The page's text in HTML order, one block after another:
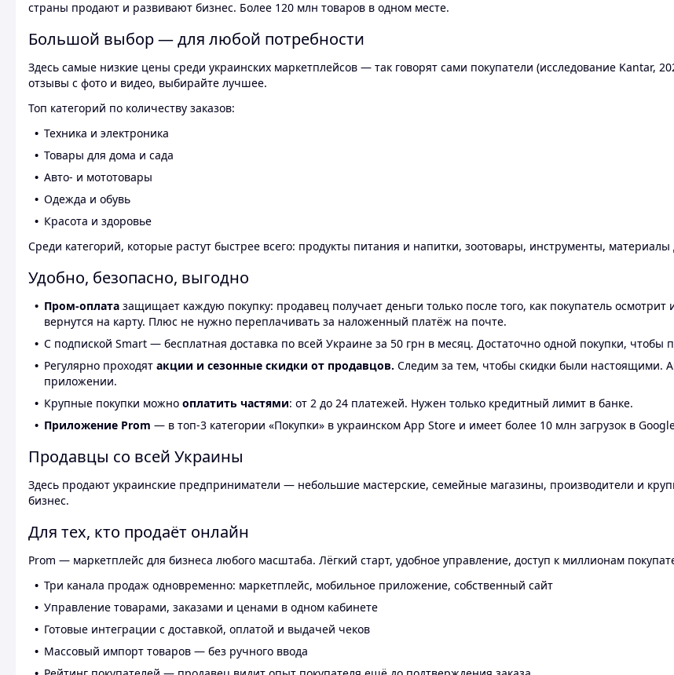
страны продают и развивают бизнес. Более 120 млн товаров в одном месте.
Большой выбор — для любой потребности
Здесь самые низкие цены среди украинских маркетплейсов — так говорят сами покупатели (исследование Kantar,
отзывы с фото и видео, выбирайте лучшее.
Топ категорий по количеству заказов:
Техника и электроника
Товары для дома и сада
Авто- и мототовары
Одежда и обувь
Красота и здоровье
Среди категорий, которые растут быстрее всего: продукты питания и напитки, зоотовары, инструменты,
Удобно, безопасно, выгодно
Пром-оплата защищает каждую покупку: продавец получает деньги только после того, как покупатель
вернутся на карту. Плюс не нужно переплачивать за наложенный платёж на почте.
С подпиской Smart — бесплатная доставка по всей Украине за 50 грн в месяц. Достаточно одной покупки, чтобы
Регулярно проходят акции и сезонные скидки от продавцов. Следим за тем, чтобы скидки были настоящими.
приложении.
Крупные покупки можно оплатить частями: от 2 до 24 платежей. Нужен только кредитный лимит в банке.
Приложение Prom — в топ-3 категории «Покупки» в украинском App Store и имеет более 10 млн загрузок в
Продавцы со всей Украины
Здесь продают украинские предприниматели — небольшие мастерские, семейные магазины, производители и
бизнес.
Для тех, кто продаёт онлайн
Prom — маркетплейс для бизнеса любого масштаба. Лёгкий старт, удобное управление, доступ к миллионам
Три канала продаж одновременно: маркетплейс, мобильное приложение, собственный сайт
Управление товарами, заказами и ценами в одном кабинете
Готовые интеграции с доставкой, оплатой и выдачей чеков
Массовый импорт товаров — без ручного ввода